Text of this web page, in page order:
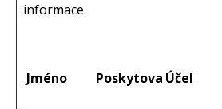
informace.
Jméno Poskytovatel
Účel